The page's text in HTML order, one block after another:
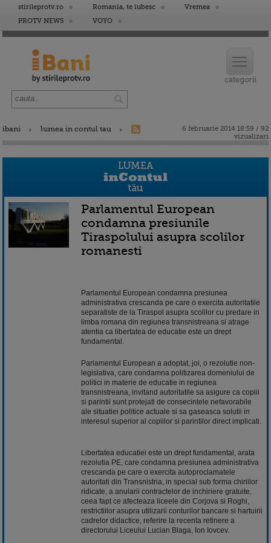
stirileprotv.ro Romania, te iubesc
Vremea
PROTV NEWS
VOYO
ibani lumea in contul tau
6 februarie 2014 18:59 / 92
vizualizari
Parlamentul European
condamna presiunile
Tiraspolului asupra scolilor
romanesti
Parlamentul European condamna presiunea
administrativa crescanda pe care o exercita autoritatile
separatiste de la Tiraspol asupra scolilor cu predare in
limba romana din regiunea transnistreana si atrage
atentia ca libertatea de educatie este un drept
fundamental.
Parlamentul European a adoptat, joi, o rezolutie non-
legislativa, care condamna politizarea domeniului de
politici in materie de educatie in regiunea
transnistreana, invitand autoritatile sa asigure ca copiii
si parintii sunt protejati de consecintele nefavorabile
ale situatiei politice actuale si sa gaseasca solutii in
interesul superior al copiilor si parintilor direct implicati.
Libertatea educatiei este un drept fundamental, arata
rezolutia PE, care condamna presiunea administrativa
crescanda pe care o exercita autoproclamatele
autoritati din Transnistria, in special sub forma chiriilor
ridicate, a anularii contractelor de inchiriere gratuite,
ceea fapt ce afecteaza liceele din Corjova si Roghi,
restrictiilor asupra utilizarii conturilor bancare si hartuirii
cadrelor didactice, referire la recenta retinere a
directorului Liceului Lucian Blaga, Ion Iovcev.